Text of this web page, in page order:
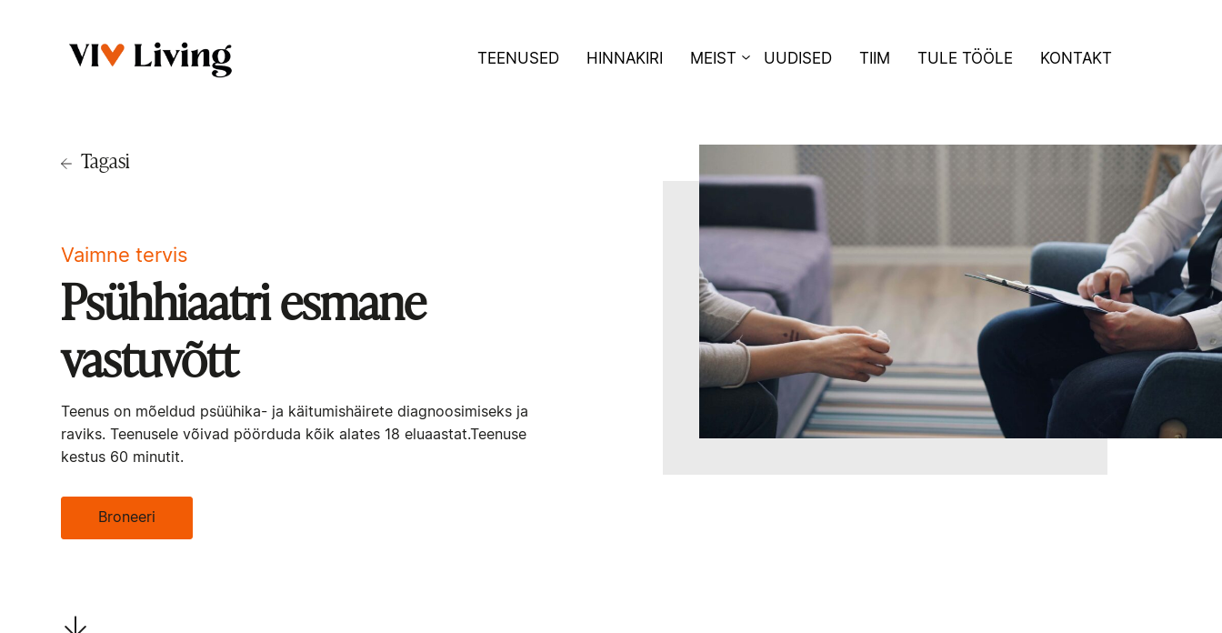
TEENUSED HINNAKIRI MEIST UUDISED TIIM TULE TÖÖLE KONTAKT
Tagasi
Vaimne tervis
Psühhiaatri esmane
vastuvõtt
Teenus on mõeldud psüühika- ja käitumishäirete diagnoosimiseks ja
raviks. Teenusele võivad pöörduda kõik alates 18 eluaastat.Teenuse
kestus 60 minutit.
Broneeri